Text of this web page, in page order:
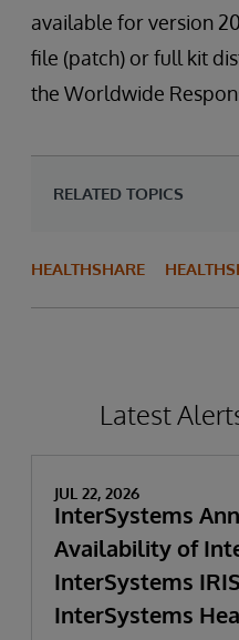
available for version
file (patch) or full kit
the Worldwide
RELATED TOPICS
HEALTHSHARE
Latest
JUL 22, 2026
InterSystems
Availability of
InterSystems
InterSystems